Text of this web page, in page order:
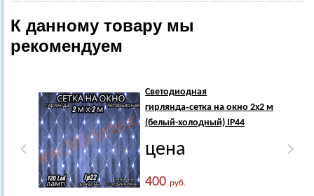
К данному товару мы
рекомендуем
Светодиодная
гирлянда‑сетка на окно 2х2 м
(белый-холодный) IP44
цена
400руб.